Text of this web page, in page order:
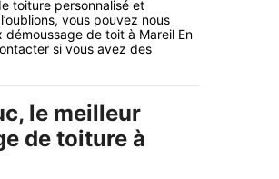
toiture personnalisé et
vous pouvez nous
démoussage de toit à Mareil En
si vous avez des
le meilleur
de toiture à